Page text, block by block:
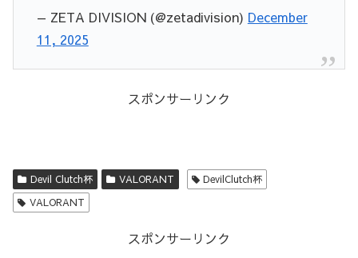
— ZETA DIVISION (@zetadivision) December
11, 2025
スポンサーリンク
Devil Clutch杯 VALORANT
DevilClutch杯
VALORANT
スポンサーリンク